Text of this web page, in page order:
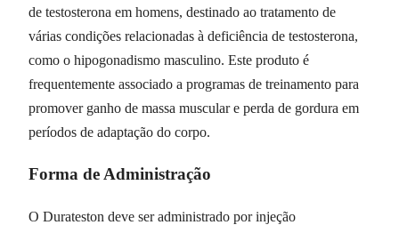
de testosterona em homens, destinado ao tratamento de
várias condições relacionadas à deficiência de testosterona,
como o hipogonadismo masculino. Este produto é
frequentemente associado a programas de treinamento para
promover ganho de massa muscular e perda de gordura em
períodos de adaptação do corpo.
Forma de Administração
O Durateston deve ser administrado por injeção